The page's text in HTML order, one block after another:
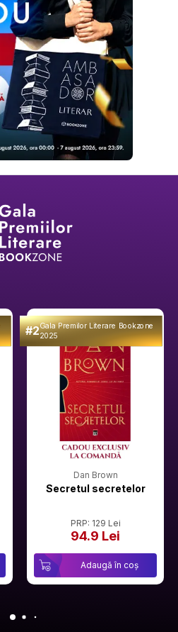
#2Gala Premilor Literare Bookzone
2025
Dan Brown
Secretul secretelor
PRP: 129 Lei
94.9 Lei
Adaugă în coș